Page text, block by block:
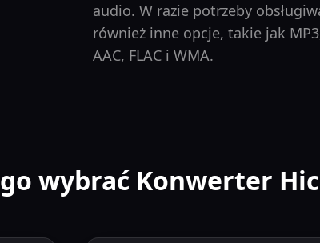
audio. W razie potrzeby
również inne opcje, takie jak
AAC, FLAC i WMA.
wybrać Konwerter